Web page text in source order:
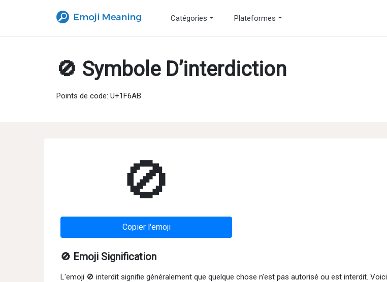
Catégories Plateformes
🚫 Symbole D’interdiction
Points de code: U+1F6AB
🚫
Copier l'emoji
🚫 Emoji Signification
L'emoji 🚫 interdit signifie généralement que quelque chose n'est pas autorisé ou est interdit. Voici